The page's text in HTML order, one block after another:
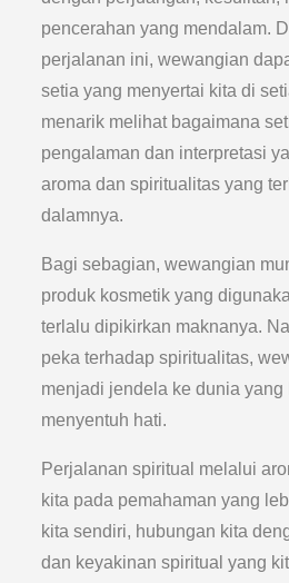
pencerahan yang mendalam.
perjalanan ini, wewangian
setia yang menyertai kita di
menarik melihat bagaimana
pengalaman dan interpretasi
aroma dan spiritualitas yang
dalamnya.
Bagi sebagian, wewangian
produk kosmetik yang
terlalu dipikirkan maknanya.
peka terhadap spiritualitas,
menjadi jendela ke dunia yang
menyentuh hati.
Perjalanan spiritual melalui
kita pada pemahaman yang
kita sendiri, hubungan kita
dan keyakinan spiritual yang